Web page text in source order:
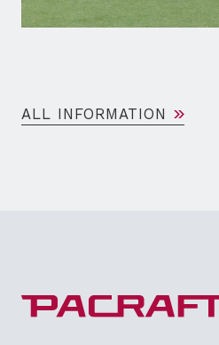
ALL INFORMATION